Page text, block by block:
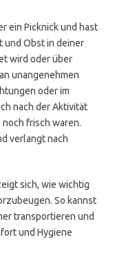
ein Picknick und hast
und Obst in deiner
wird oder über
unangenehmen
oder im
nach der Aktivität
frisch waren.
verlangt nach
sich, wie wichtig
So kannst
transportieren und
und Hygiene